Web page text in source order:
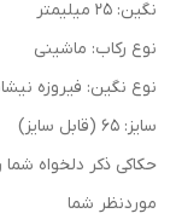
نگین: 25 میلیمتر
نوع رکاب: ماشینی
نوع نگین: فیروزه
سایز: 65 (قابل سایز)
حکاکی ذکر دلخواه
موردنظر شما